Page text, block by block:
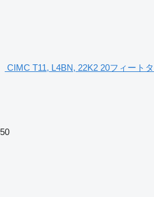
CIMC T11, L4BN, 22K2 20フィートタ